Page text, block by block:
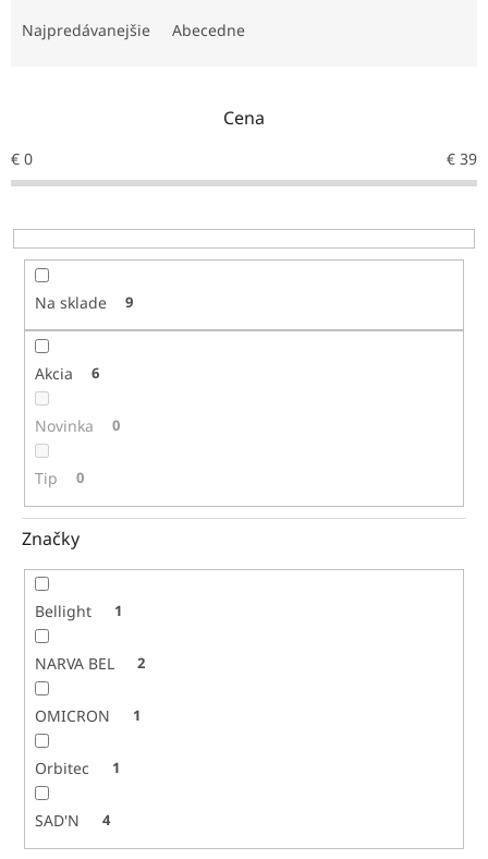
r
o
u
k
Najpredávanejšie Abecedne
Cena
€ 0 € 39
Na sklade 9
Akcia 6
Novinka 0
Tip 0
Značky
Bellight 1
NARVA BEL 2
OMICRON 1
Orbitec 1
SAD'N 4